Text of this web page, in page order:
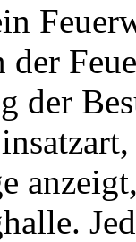
der
der